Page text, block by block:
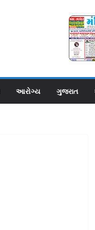
આરોગ્ય ગુજરાત